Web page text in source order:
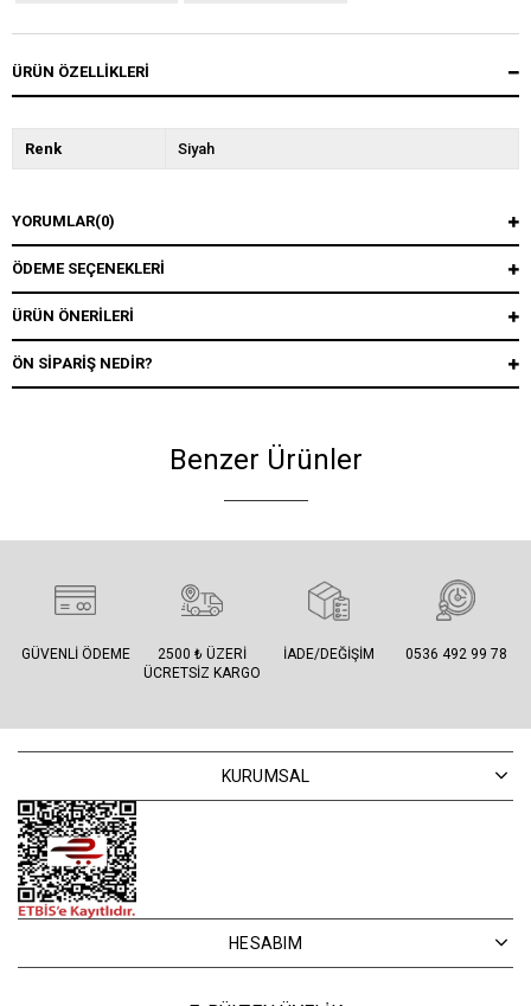
ÜRÜN ÖZELLIKLERI
Renk Siyah
YORUMLAR(0)
ÖDEME SEÇENEKLERI
ÜRÜN ÖNERILERI
ÖN SIPARIŞ NEDIR?
Benzer Ürünler
GÜVENLI ÖDEME
2500 ₺ ÜZERI
ÜCRETSIZ KARGO
İADE/DEĞIŞIM 0536 492 99 78
KURUMSAL
HESABIM